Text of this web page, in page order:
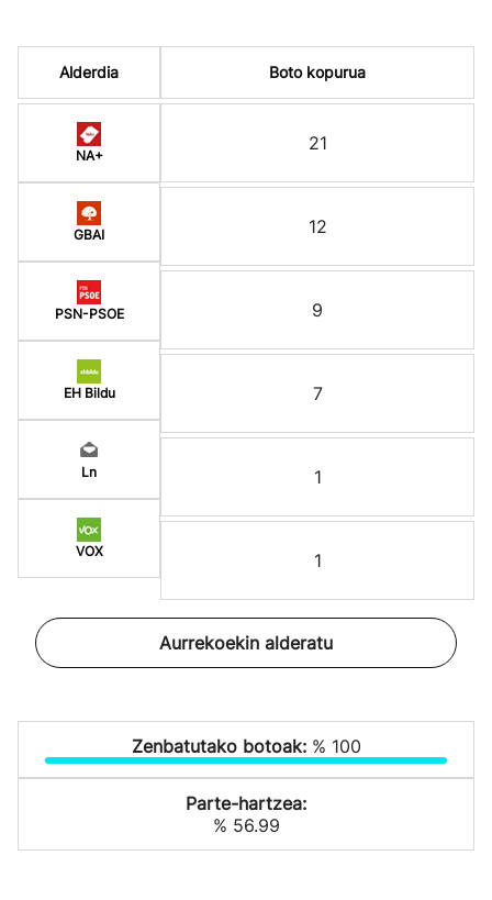
Alderdia
NA+
GBAI
PSN-PSOE
EH Bildu
Ln
VOX
Boto kopurua
21
12
9
7
1
1
Aurrekoekin alderatu
Zenbatutako botoak: % 100
Parte-hartzea:
% 56.99